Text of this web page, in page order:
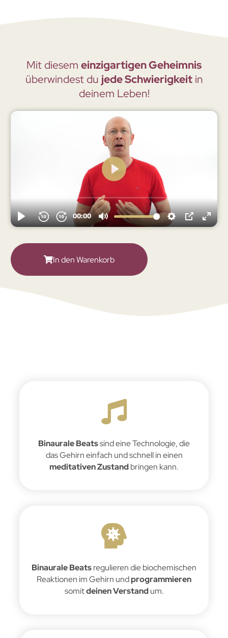
Mit diesem einzigartigen Geheimnis
überwindest du jede Schwierigkeitin
deinem Leben!
In den Warenkorb
Binaurale Beatssind eine Technologie, die
das Gehirn einfach und schnell in einen
meditativen Zustandbringen kann.
Binaurale Beatsregulieren die biochemischen
Reaktionen im Gehirn undprogrammieren
somitdeinen Verstandum.